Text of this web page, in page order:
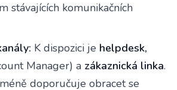
stávajících komunikačních
K dispozici je helpdesk,
Manager) a zákaznická linka.
doporučuje obracet se